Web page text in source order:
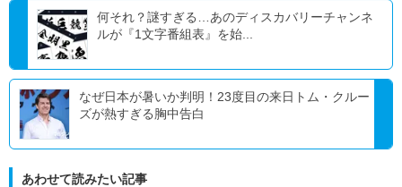
何それ？謎すぎる…あのディスカバリーチャンネ
ルが『1文字番組表』を始...
なぜ日本が暑いか判明！23度目の来日トム・クルー
ズが熱すぎる胸中告白
あわせて読みたい記事